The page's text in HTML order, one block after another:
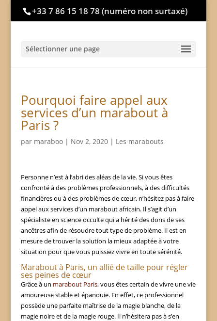
+33 7 86 15 18 78 (numéro non surtaxé)
Sélectionner une page
Pourquoi faire appel aux
services d’un marabout à
Paris ?
par maraboo| Nov 2, 2020| Les marabouts
Personne n’est à l’abri des aléas de la vie. Si vous êtes
confronté à des problèmes professionnels, à des difficultés
financières ou à des problèmes de cœur, n’hésitez pas à faire
appel aux services d’un marabout africain. Il s’agit d’un
spécialiste en science occulte qui a hérité des dons de ses
ancêtres afin de résoudre tout type de problème. Il est en
mesure de trouver la solution la mieux adaptée à votre
situation pour que vous puissiez vivre en toute sérénité.
Marabout à Paris, un allié de taille pour régler
ses peines de cœur
Grâce à un marabout Paris, vous êtes certain de vivre une vie
amoureuse stable et épanouie. En effet, ce professionnel
possède une parfaite maîtrise de la magie blanche, de la
magie noire et de la magie rouge. Il n’hésitera pas à s’en